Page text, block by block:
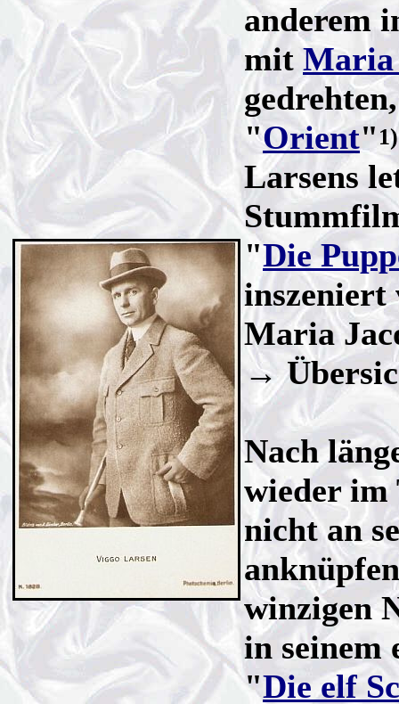
anderem
mit Maria
"Orient"1)
Larsens
"Die
inszeniert
Maria
→
Nach
wieder im
nicht an
winzigen
in seinem
"Die elf